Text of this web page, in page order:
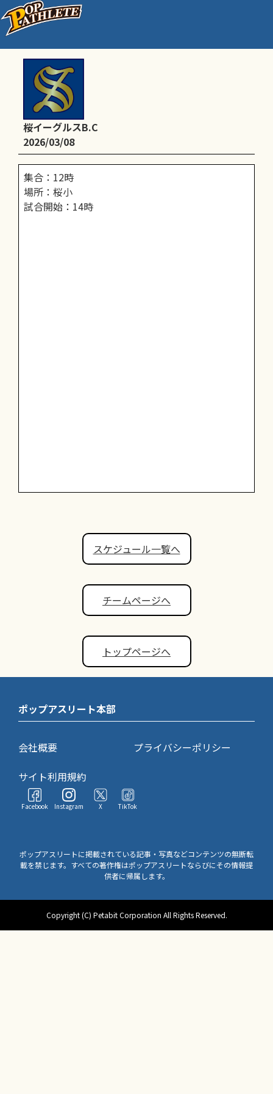
川口イーグルス_練習試合
桜イーグルスB.C
2026/03/08
集合：12時
場所：桜小
試合開始：14時
スケジュール一覧へ
チームページへ
トップページへ
ポップアスリート本部
会社概要
プライバシーポリシー
サイト利用規約
Facebook Instagram X TikTok
ポップアスリートに掲載されている記事・写真などコンテンツの無断転
載を禁じます。すべての著作権はポップアスリートならびにその情報提
供者に帰属します。
Copyright (C) Petabit Corporation All Rights Reserved.